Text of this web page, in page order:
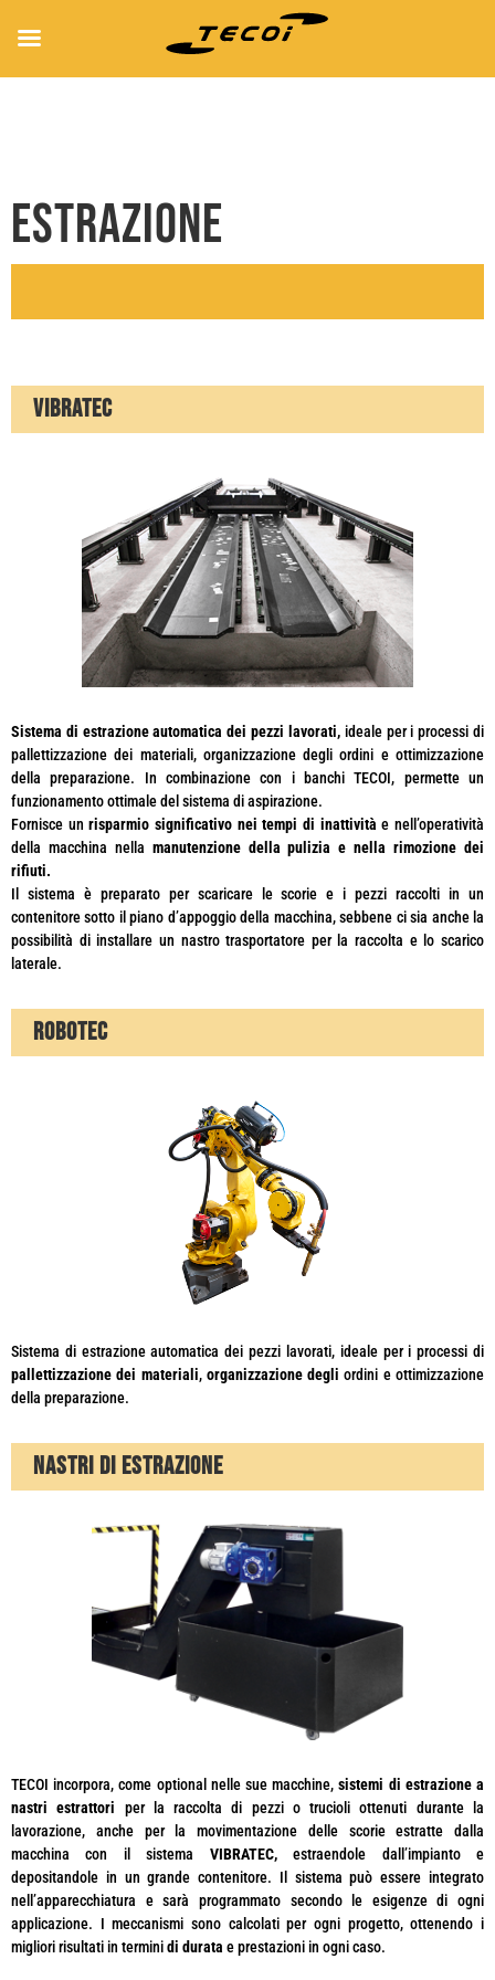
ESTRAZIONE
VIBRATEC
Sistema di estrazione automatica dei pezzi lavorati,ideale per i processi di
pallettizzazione dei materiali, organizzazione degli ordini e ottimizzazione
della preparazione. In combinazione con i banchi TECOI, permette un
funzionamento ottimale del sistema di aspirazione.
Fornisce unrisparmio significativo nei tempi di inattivitàe nell’operatività
della macchina nella manutenzione della pulizia e nella rimozione dei
rifiuti.
Il sistema è preparato per scaricare le scorie e i pezzi raccolti in un
contenitore sotto il piano d’appoggio della macchina, sebbene ci sia anche la
possibilità di installare un nastro trasportatore per la raccolta e lo scarico
laterale.
ROBOTEC
Sistema di estrazione automatica dei pezzi lavorati, ideale per i processi di
pallettizzazione dei materiali, organizzazione degli ordini e ottimizzazione
della preparazione.
NASTRI DI ESTRAZIONE
TECOI incorpora, come optional nelle sue macchine,sistemi di estrazione a
nastri estrattori per la raccolta di pezzi o trucioli ottenuti durante la
lavorazione, anche per la movimentazione delle scorie estratte dalla
macchina con il sistema VIBRATEC,estraendole dall’impianto e
depositandole in un grande contenitore. Il sistema può essere integrato
nell’apparecchiatura e sarà programmato secondo le esigenze di ogni
applicazione. I meccanismi sono calcolati per ogni progetto, ottenendo i
migliori risultati in terminidi durata e prestazioni in ogni caso.